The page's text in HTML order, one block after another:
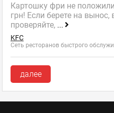
Картошку фри не
грн! Если берете на вынос,
проверяйте, ...
KFC
Сеть ресторанов быстрого
далее